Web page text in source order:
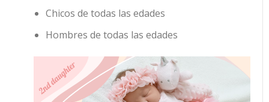
Chicos de todas las edades
Hombres de todas las edades